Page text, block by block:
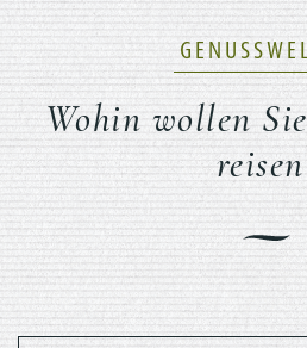
Wohin wollen
Previous